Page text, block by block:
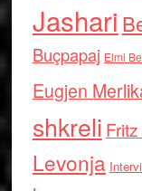
Jashari
Buçpapaj Elmi
Eugjen
shkreli
Levonja